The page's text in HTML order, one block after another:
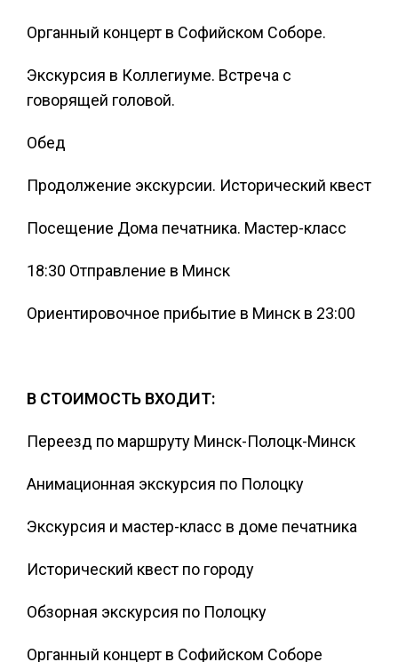
Органный концерт в Софийском Соборе.
Экскурсия в Коллегиуме. Встреча с
говорящей головой.
Обед
Продолжение экскурсии. Исторический квест
Посещение Дома печатника. Мастер-класс
18:30 Отправление в Минск
Ориентировочное прибытие в Минск в 23:00
В СТОИМОСТЬ ВХОДИТ:
Переезд по маршруту Минск-Полоцк-Минск
Анимационная экскурсия по Полоцку
Экскурсия и мастер-класс в доме печатника
Исторический квест по городу
Обзорная экскурсия по Полоцку
Органный концерт в Софийском Соборе